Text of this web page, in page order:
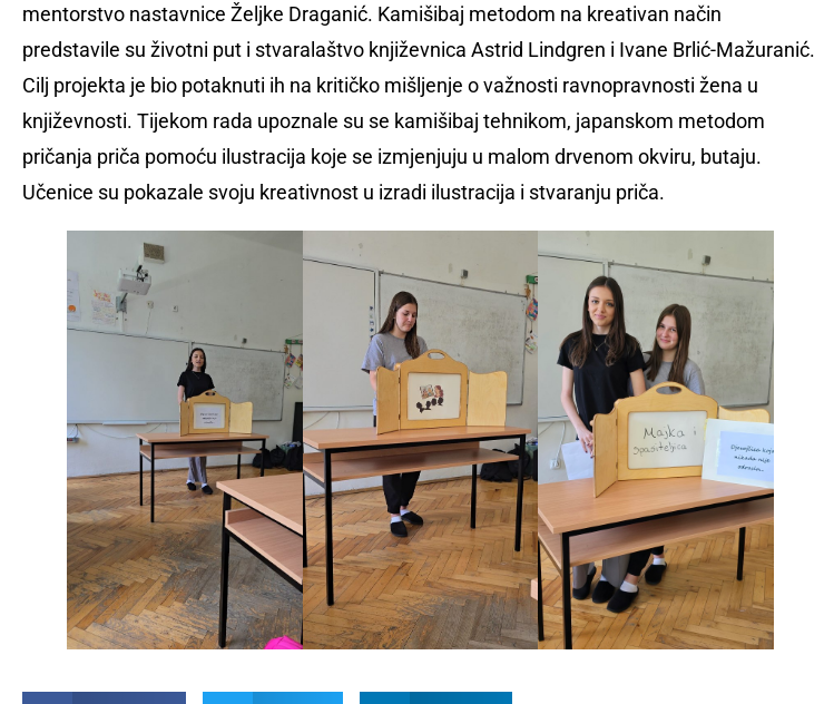
mentorstvo nastavnice Željke Draganić. Kamišibaj metodom na kreativan način
predstavile su životni put i stvaralaštvo književnica Astrid Lindgren i Ivane Brlić-Mažuranić.
Cilj projekta je bio potaknuti ih na kritičko mišljenje o važnosti ravnopravnosti žena u
književnosti. Tijekom rada upoznale su se kamišibaj tehnikom, japanskom metodom
pričanja priča pomoću ilustracija koje se izmjenjuju u malom drvenom okviru, butaju.
Učenice su pokazale svoju kreativnost u izradi ilustracija i stvaranju priča.